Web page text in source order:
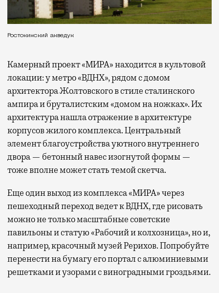
Ростокинский акведук
Камерный проект «МИРА» находится в культовой
локации: у метро «ВДНХ», рядом с домом
архитектора Жолтовского в стиле сталинского
ампира и бруталистским «домом на ножках». Их
архитектура нашла отражение в архитектуре
корпусов жилого комплекса. Центральный
элемент благоустройства уютного внутреннего
двора — бетонный навес изогнутой формы —
тоже вполне может стать темой скетча.
Еще один выход из комплекса «МИРА» через
пешеходный переход ведет к ВДНХ, где рисовать
можно не только масштабные советские
павильоны и статую «Рабочий и колхозница», но и,
например, красочный музей Рерихов. Попробуйте
перенести на бумагу его портал с алюминиевыми
решетками и узорами с виноградными гроздьями.